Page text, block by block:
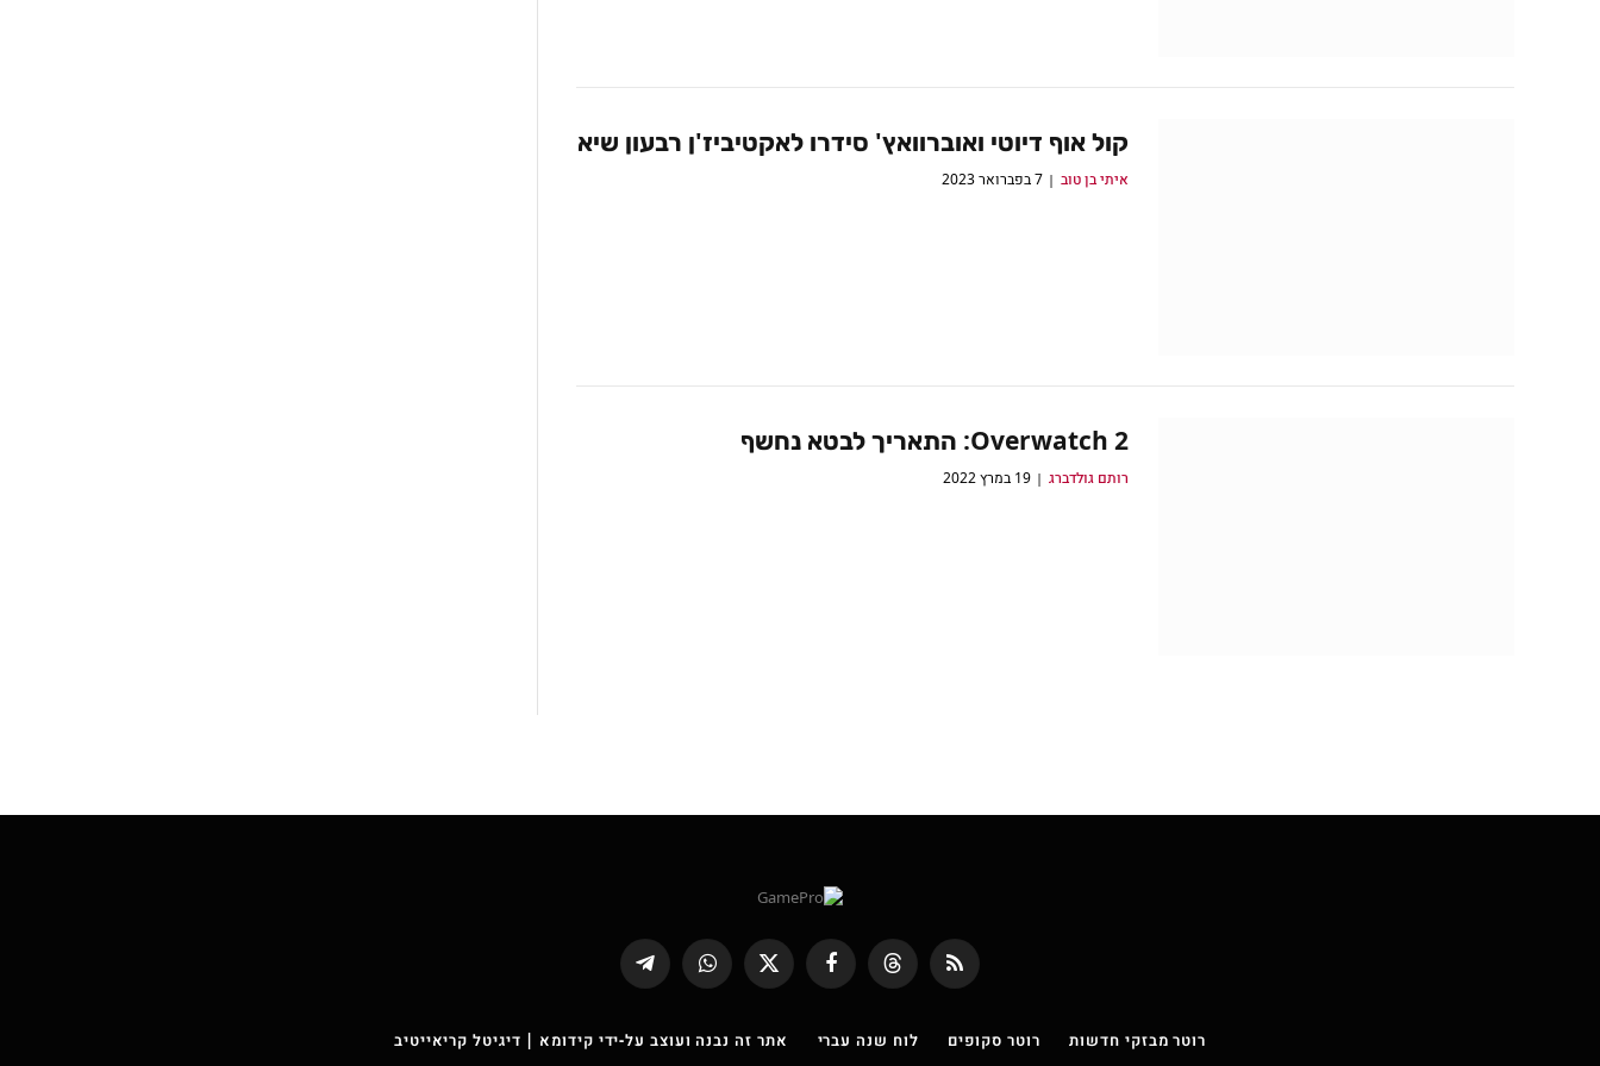
קול אוף דיוטי ואוברוואץ' סידרו לאקטיביז'ן רבעון שיא
איתי בן טוב 7 בפברואר 2023
Overwatch 2: התאריך לבטא נחשף
רותם גולדברג 19 במרץ 2022
RSS
Threads פייסבוק
X
(טוויטר)
WhatsApp
Telegram
רוטר מבזקי חדשות רוטר סקופים לוח שנה עברי אתר זה נבנה ועוצב על-ידי קידומא | דיגיטל קריאייטיב